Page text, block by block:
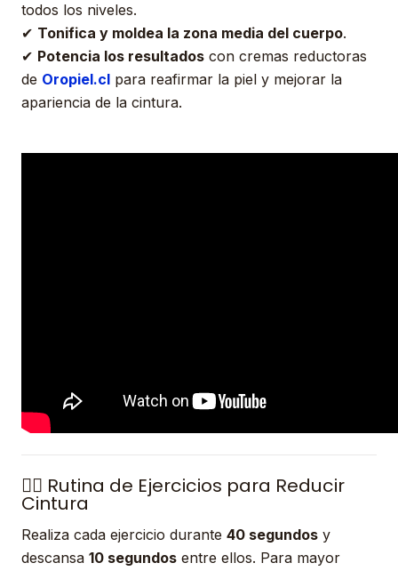
todos los niveles.
✔ Tonifica y moldea la zona media del cuerpo.
✔ Potencia los resultados con cremas reductoras
de Oropiel.cl para reafirmar la piel y mejorar la
apariencia de la cintura.
🏋️‍♀️ Rutina de Ejercicios para Reducir
Cintura
Realiza cada ejercicio durante 40 segundos y
descansa 10 segundos entre ellos. Para mayor